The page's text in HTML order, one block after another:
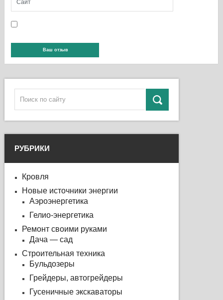
РУБРИКИ
Кровля
Новые источники энергии
Аэроэнергетика
Гелио-энергетика
Ремонт своими руками
Дача — сад
Строительная техника
Бульдозеры
Грейдеры, автогрейдеры
Гусеничные экскаваторы